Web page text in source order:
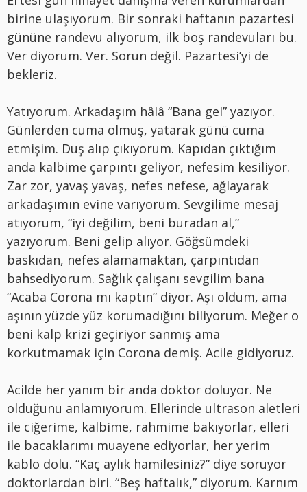
birine ulaşıyorum. Bir sonraki haftanın pazartesi
gününe randevu alıyorum, ilk boş randevuları bu.
Ver diyorum. Ver. Sorun değil. Pazartesi’yi de
bekleriz.
Yatıyorum. Arkadaşım hâlâ “Bana gel” yazıyor.
Günlerden cuma olmuş, yatarak günü cuma
etmişim. Duş alıp çıkıyorum. Kapıdan çıktığım
anda kalbime çarpıntı geliyor, nefesim kesiliyor.
Zar zor, yavaş yavaş, nefes nefese, ağlayarak
arkadaşımın evine varıyorum. Sevgilime mesaj
atıyorum, “iyi değilim, beni buradan al,”
yazıyorum. Beni gelip alıyor. Göğsümdeki
baskıdan, nefes alamamaktan, çarpıntıdan
bahsediyorum. Sağlık çalışanı sevgilim bana
“Acaba Corona mı kaptın” diyor. Aşı oldum, ama
aşının yüzde yüz korumadığını biliyorum. Meğer o
beni kalp krizi geçiriyor sanmış ama
korkutmamak için Corona demiş. Acile gidiyoruz.
Acilde her yanım bir anda doktor doluyor. Ne
olduğunu anlamıyorum. Ellerinde ultrason aletleri
ile ciğerime, kalbime, rahmime bakıyorlar, elleri
ile bacaklarımı muayene ediyorlar, her yerim
kablo dolu. “Kaç aylık hamilesiniz?” diye soruyor
doktorlardan biri. “Beş haftalık,” diyorum. Karnım